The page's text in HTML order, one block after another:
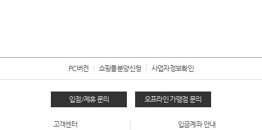
PC버전 쇼핑몰분양신청 사업자정보확인
입점/제휴 문의 오프라인 가맹점 문의
고객센터 입금계좌 안내